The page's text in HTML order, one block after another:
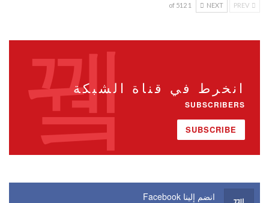
NEXT
1 of 512
انخرط في قناة الشبكة
SUBSCRIBERS
SUBSCRIBE
انضم إلينا Facebook